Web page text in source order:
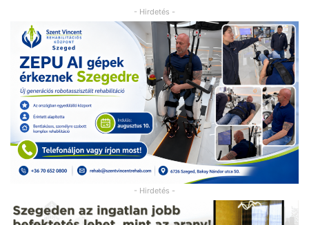
- Hirdetés -
- Hirdetés -